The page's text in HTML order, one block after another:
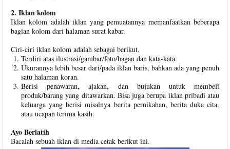
2. Iklan kolom
Iklan kolom adalah iklan yang pemuatannya memanfaatkan beberapa
bagian kolom dari halaman surat kabar.
Ciri-ciri iklan kolom adalah sebagai berikut.
Terdiri atas ilustrasi/gambar/foto/bagan dan kata-kata.
Ukurannya lebih besar dari/pada iklan baris, bahkan ada yang penuh
satu halaman koran.
Berisi penawaran, ajakan, dan bujukan untuk membeli
produk/barang yang ditawarkan. Bisa juga berupa iklan pribadi atau
keluarga yang berisi misalnya berita pernikahan, berita duka cita,
atau ucapan terima kasih.
Ayo Berlatih
Bacalah sebuah iklan di media cetak berikut ini.